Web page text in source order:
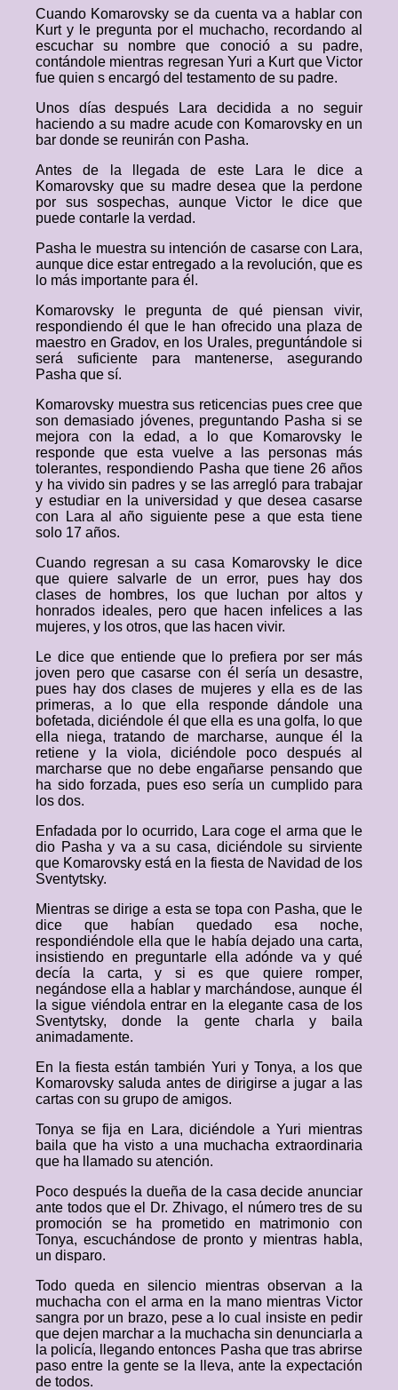
Cuando Komarovsky se da cuenta va a hablar con
Kurt y le pregunta por el muchacho, recordando al
escuchar su nombre que conoció a su padre,
contándole mientras regresan Yuri a Kurt que Victor
fue quien s encargó del testamento de su padre.
Unos días después Lara decidida a no seguir
haciendo a su madre acude con Komarovsky en un
bar donde se reunirán con Pasha.
Antes de la llegada de este Lara le dice a
Komarovsky que su madre desea que la perdone
por sus sospechas, aunque Victor le dice que
puede contarle la verdad.
Pasha le muestra su intención de casarse con Lara,
aunque dice estar entregado a la revolución, que es
lo más importante para él.
Komarovsky le pregunta de qué piensan vivir,
respondiendo él que le han ofrecido una plaza de
maestro en Gradov, en los Urales, preguntándole si
será suficiente para mantenerse, asegurando
Pasha que sí.
Komarovsky muestra sus reticencias pues cree que
son demasiado jóvenes, preguntando Pasha si se
mejora con la edad, a lo que Komarovsky le
responde que esta vuelve a las personas más
tolerantes, respondiendo Pasha que tiene 26 años
y ha vivido sin padres y se las arregló para trabajar
y estudiar en la universidad y que desea casarse
con Lara al año siguiente pese a que esta tiene
solo 17 años.
Cuando regresan a su casa Komarovsky le dice
que quiere salvarle de un error, pues hay dos
clases de hombres, los que luchan por altos y
honrados ideales, pero que hacen infelices a las
mujeres, y los otros, que las hacen vivir.
Le dice que entiende que lo prefiera por ser más
joven pero que casarse con él sería un desastre,
pues hay dos clases de mujeres y ella es de las
primeras, a lo que ella responde dándole una
bofetada, diciéndole él que ella es una golfa, lo que
ella niega, tratando de marcharse, aunque él la
retiene y la viola, diciéndole poco después al
marcharse que no debe engañarse pensando que
ha sido forzada, pues eso sería un cumplido para
los dos.
Enfadada por lo ocurrido, Lara coge el arma que le
dio Pasha y va a su casa, diciéndole su sirviente
que Komarovsky está en la fiesta de Navidad de los
Sventytsky.
Mientras se dirige a esta se topa con Pasha, que le
dice que habían quedado esa noche,
respondiéndole ella que le había dejado una carta,
insistiendo en preguntarle ella adónde va y qué
decía la carta, y si es que quiere romper,
negándose ella a hablar y marchándose, aunque él
la sigue viéndola entrar en la elegante casa de los
Sventytsky, donde la gente charla y baila
animadamente.
En la fiesta están también Yuri y Tonya, a los que
Komarovsky saluda antes de dirigirse a jugar a las
cartas con su grupo de amigos.
Tonya se fija en Lara, diciéndole a Yuri mientras
baila que ha visto a una muchacha extraordinaria
que ha llamado su atención.
Poco después la dueña de la casa decide anunciar
ante todos que el Dr. Zhivago, el número tres de su
promoción se ha prometido en matrimonio con
Tonya, escuchándose de pronto y mientras habla,
un disparo.
Todo queda en silencio mientras observan a la
muchacha con el arma en la mano mientras Victor
sangra por un brazo, pese a lo cual insiste en pedir
que dejen marchar a la muchacha sin denunciarla a
la policía, llegando entonces Pasha que tras abrirse
paso entre la gente se la lleva, ante la expectación
de todos.